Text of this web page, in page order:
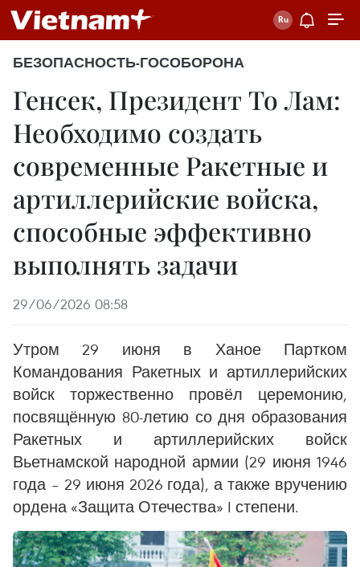
БЕЗОПАСНОСТЬ-ГОСОБОРОНА
Генсек, Президент То Лам:
Необходимо создать
современные Ракетные и
артиллерийские войска,
способные эффективно
выполнять задачи
29/06/2026 08:58
Утром 29 июня в Ханое Партком
Командования Ракетных и артиллерийских
войск торжественно провёл церемонию,
посвящённую 80-летию со дня образования
Ракетных и артиллерийских войск
Вьетнамской народной армии (29 июня 1946
года – 29 июня 2026 года), а также вручению
ордена «Защита Отечества» I степени.